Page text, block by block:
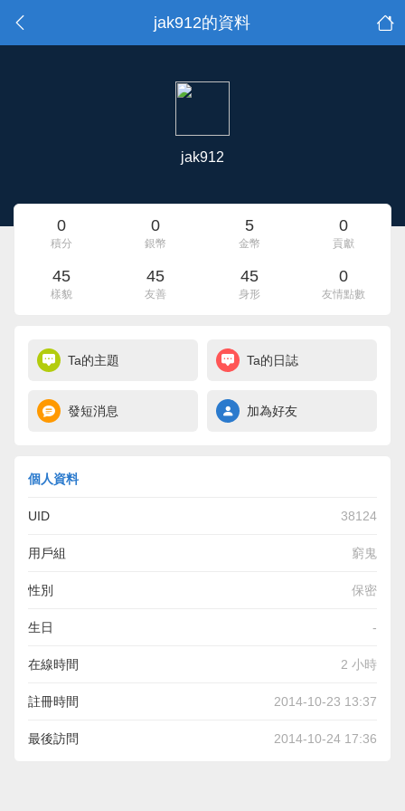
jak912的資料
jak912
0
積分
0
銀幣
5
金幣
0
貢獻
45
樣貌
45
友善
45
身形
0
友情點數
Ta的主題 Ta的日誌
發短消息 加為好友
個人資料
UID 38124
用戶組 窮鬼
性別 保密
生日 -
在線時間 2 小時
註冊時間 2014-10-23 13:37
最後訪問 2014-10-24 17:36